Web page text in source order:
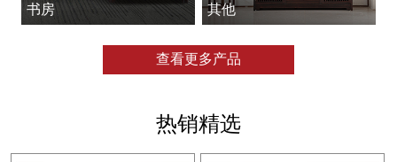
书房 其他
查看更多产品
热销精选